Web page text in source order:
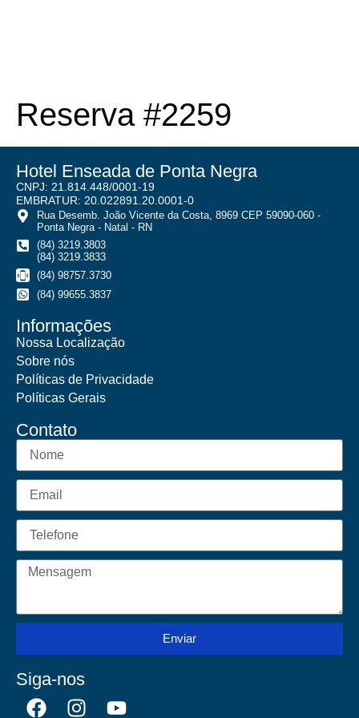
Reserva #2259
Hotel Enseada de Ponta Negra
CNPJ: 21.814.448/0001-19
EMBRATUR: 20.022891.20.0001-0
Rua Desemb. João Vicente da Costa, 8969 CEP 59090-060 -
Ponta Negra - Natal - RN
(84) 3219.3803
(84) 3219.3833
(84) 98757.3730
(84) 99655.3837
Informações
Nossa Localização
Sobre nós
Políticas de Privacidade
Políticas Gerais
Contato
Enviar
Siga-nos